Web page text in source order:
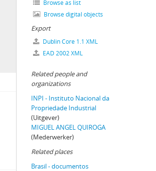
Browse as list
Browse digital objects
Export
Dublin Core 1.1 XML
EAD 2002 XML
Related people and
organizations
INPI - Instituto Nacional da
Propriedade Industrial
(Uitgever)
MIGUEL ANGEL QUIROGA
(Mederwerker)
Related places
Brasil - documentos